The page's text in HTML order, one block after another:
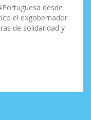
desde
el exgobernador
de solidaridad y